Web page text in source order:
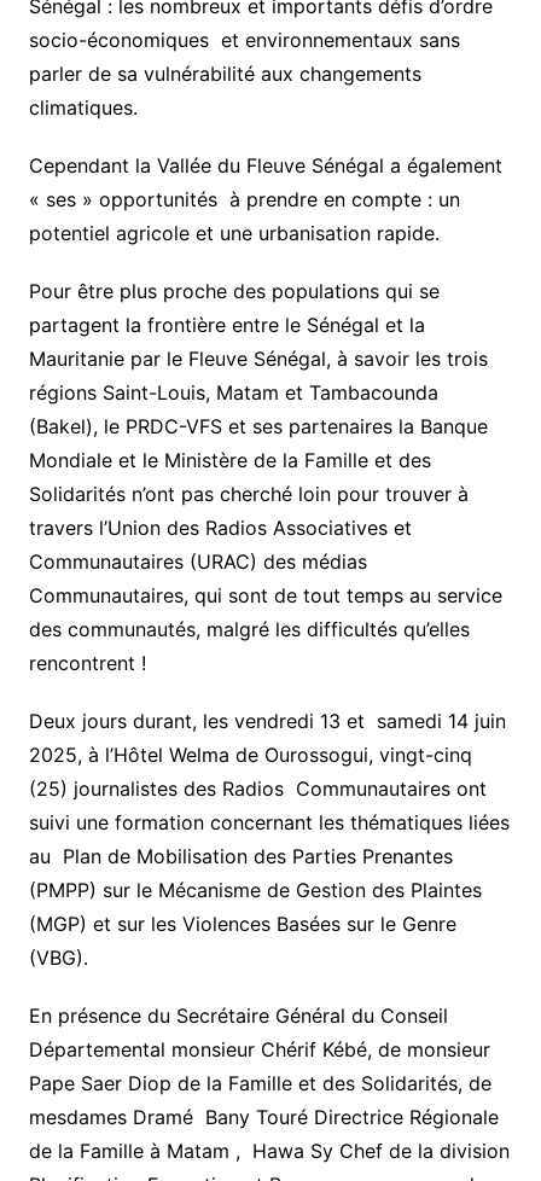
Sénégal : les nombreux et importants défis d’ordre
socio-économiques et environnementaux sans
parler de sa vulnérabilité aux changements
climatiques.
Cependant la Vallée du Fleuve Sénégal a également
« ses » opportunités à prendre en compte : un
potentiel agricole et une urbanisation rapide.
Pour être plus proche des populations qui se
partagent la frontière entre le Sénégal et la
Mauritanie par le Fleuve Sénégal, à savoir les trois
régions Saint-Louis, Matam et Tambacounda
(Bakel), le PRDC-VFS et ses partenaires la Banque
Mondiale et le Ministère de la Famille et des
Solidarités n’ont pas cherché loin pour trouver à
travers l’Union des Radios Associatives et
Communautaires (URAC) des médias
Communautaires, qui sont de tout temps au service
des communautés, malgré les difficultés qu’elles
rencontrent !
Deux jours durant, les vendredi 13 et samedi 14 juin
2025, à l’Hôtel Welma de Ourossogui, vingt-cinq
(25) journalistes des Radios Communautaires ont
suivi une formation concernant les thématiques liées
au Plan de Mobilisation des Parties Prenantes
(PMPP) sur le Mécanisme de Gestion des Plaintes
(MGP) et sur les Violences Basées sur le Genre
(VBG).
En présence du Secrétaire Général du Conseil
Départemental monsieur Chérif Kébé, de monsieur
Pape Saer Diop de la Famille et des Solidarités, de
mesdames Dramé Bany Touré Directrice Régionale
de la Famille à Matam , Hawa Sy Chef de la division